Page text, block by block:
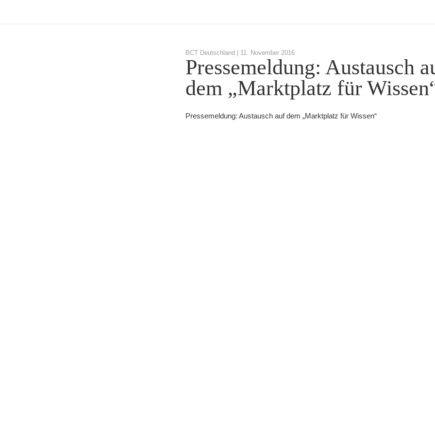
BCT Deutschland | 11. November 2016
Pressemeldung: Austausch
dem „Marktplatz für
Pressemeldung: Austausch auf dem „Marktplatz für Wissen“